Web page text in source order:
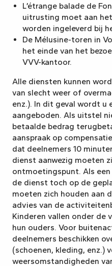
L’étrange balade de
uitrusting moet aan
worden ingeleverd bij
De Mélusine-toren in
het einde van het
VVV-kantoor.
Alle diensten kunnen
van slecht weer of
enz.). In dit geval wordt u
aangeboden. Als uitstel
betaalde bedrag
aanspraak op
dat deelnemers 10
dienst aanwezig moeten
ontmoetingspunt. Als
de dienst toch op de
moeten zich houden aan
advies van de
Kinderen vallen onder de
hun ouders. Voor
deelnemers beschikken
(schoenen, kleding, enz.)
weersomstandigheden